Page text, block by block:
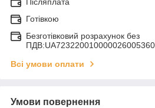
Післяплата
Готівкою
Безготівковий розрахунок без
Всі умови оплати
Умови повернення